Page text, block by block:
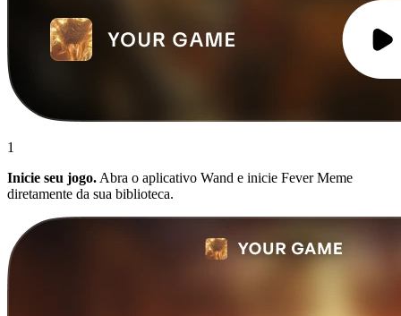
1
Inicie seu jogo. Abra o aplicativo Wand e inicie Fever Meme
diretamente da sua biblioteca.